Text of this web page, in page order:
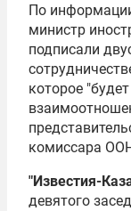
По
министр
подписали
которое
комиссара
"Известия-
девятого